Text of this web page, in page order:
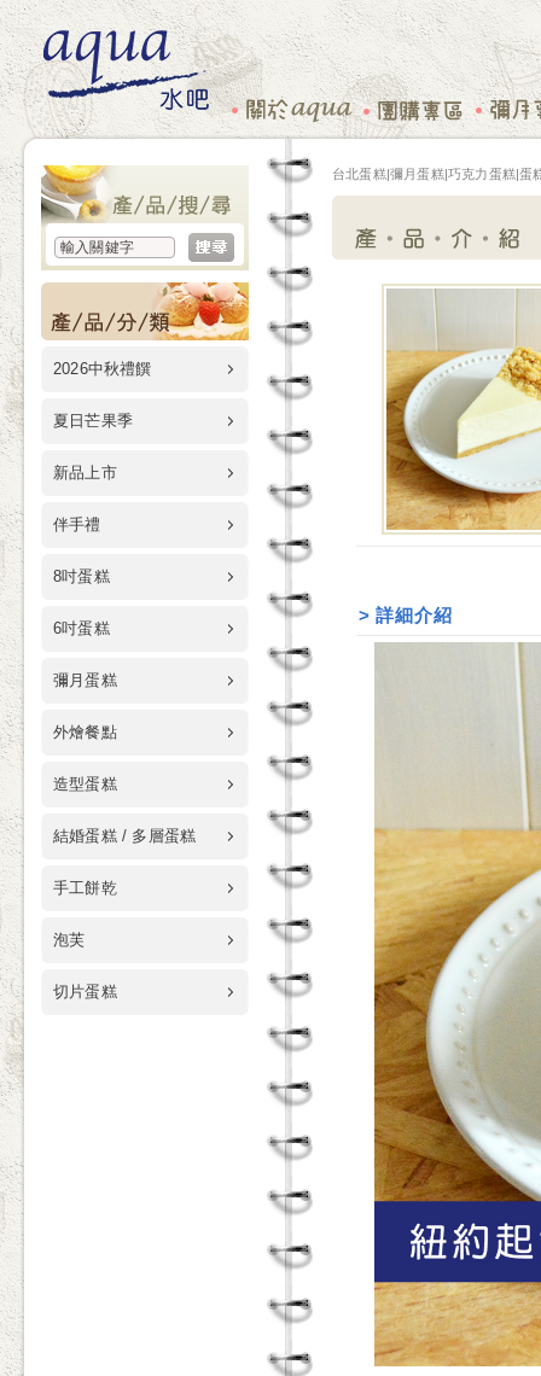
2026中秋禮饌
夏日芒果季
新品上市
伴手禮
8吋蛋糕
6吋蛋糕
彌月蛋糕
外燴餐點
造型蛋糕
結婚蛋糕 / 多層蛋糕
手工餅乾
泡芙
切片蛋糕
台北蛋糕|彌月蛋糕|巧克力蛋糕|蛋
> 詳細介紹